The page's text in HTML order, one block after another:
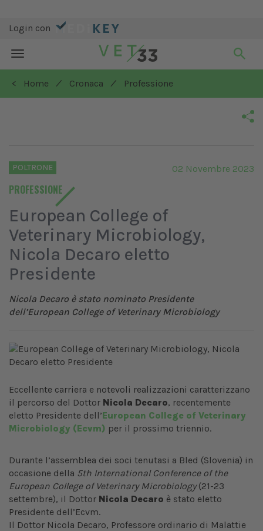
Login con
Toggle
navigation
< Home
/ Cronaca / Professione
POLTRONE
PROFESSIONE
02 Novembre 2023
European College of
Veterinary Microbiology,
Nicola Decaro eletto
Presidente
Nicola Decaro è stato nominato Presidente
dell’European College of Veterinary Microbiology
Eccellente carriera e notevoli realizzazioni caratterizzano
il percorso del Dottor Nicola Decaro, recentemente
eletto Presidente dell’European College of Veterinary
Microbiology (Ecvm) per il prossimo triennio.
Durante l’assemblea dei soci tenutasi a Bled (Slovenia) in
occasione della 5th International Conference of the
European College of Veterinary Microbiology(21-23
settembre), il Dottor Nicola Decaro è stato eletto
Presidente dell’Ecvm.
Il Dottor Nicola Decaro, Professore ordinario di Malattie